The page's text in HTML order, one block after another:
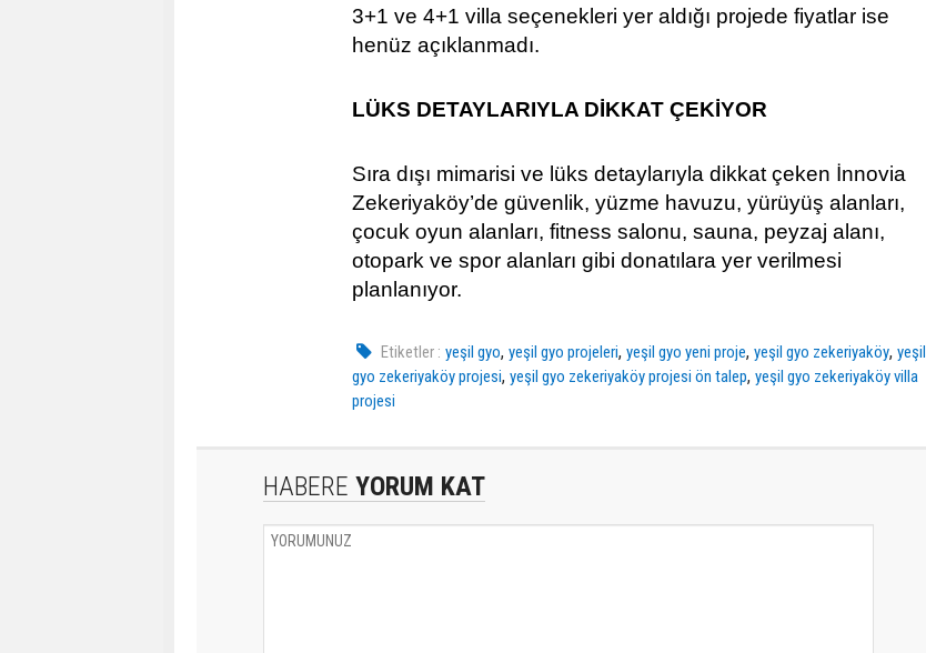
3+1 ve 4+1 villa seçenekleri yer aldığı projede fiyatlar ise
henüz açıklanmadı.
LÜKS DETAYLARIYLA DİKKAT ÇEKİYOR
Sıra dışı mimarisi ve lüks detaylarıyla dikkat çeken İnnovia
Zekeriyaköy’de güvenlik, yüzme havuzu, yürüyüş alanları,
çocuk oyun alanları, fitness salonu, sauna, peyzaj alanı,
otopark ve spor alanları gibi donatılara yer verilmesi
planlanıyor.
Etiketler : yeşil gyo,yeşil gyo projeleri,yeşil gyo yeni proje,yeşil gyo zekeriyaköy,yeşil
gyo zekeriyaköy projesi, yeşil gyo zekeriyaköy projesi ön talep, yeşil gyo zekeriyaköy villa
projesi
HABERE YORUM KAT